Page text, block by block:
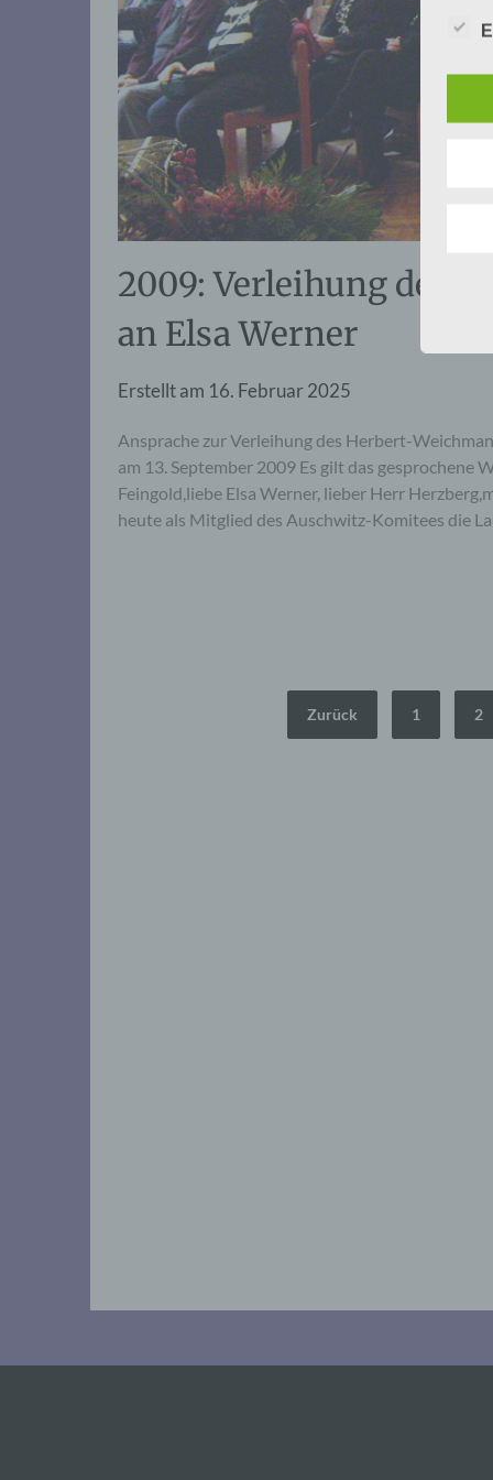
2009: Verleihung der
an Elsa Werner
Erstellt am 16. Februar 2025
Ansprache zur Verleihung des Herbert-
am 13. September 2009 Es gilt das gesprochene
Feingold,liebe Elsa Werner, lieber Herr
heute als Mitglied des Auschwitz-Komitees die
SeitennummerierungZurück 1 2